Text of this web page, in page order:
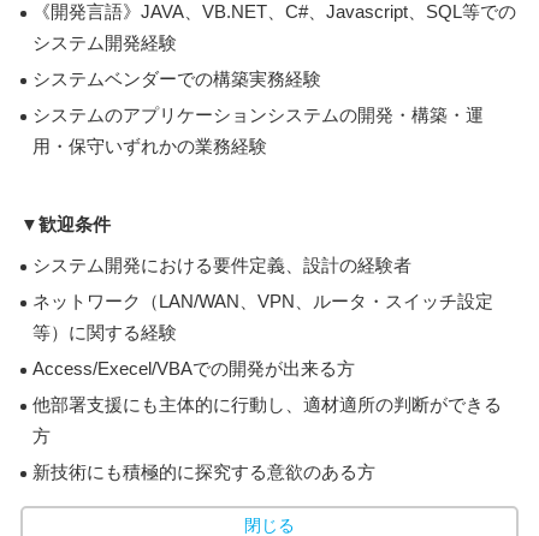
《開発言語》JAVA、VB.NET、C#、Javascript、SQL等での
システム開発経験
システムベンダーでの構築実務経験
システムのアプリケーションシステムの開発・構築・運
用・保守いずれかの業務経験
▼歓迎条件
システム開発における要件定義、設計の経験者
ネットワーク（LAN/WAN、VPN、ルータ・スイッチ設定
等）に関する経験
Access/Execel/VBAでの開発が出来る方
他部署支援にも主体的に行動し、適材適所の判断ができる
方
新技術にも積極的に探究する意欲のある方
閉じる